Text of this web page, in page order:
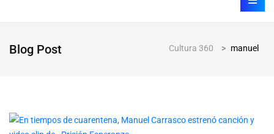
Blog Post Cultura 360 > manuel